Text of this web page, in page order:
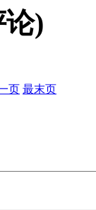
)
页 最末页